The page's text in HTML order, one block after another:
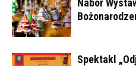
Nabór
Spektakl